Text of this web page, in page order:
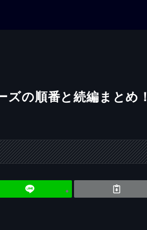
ズの順番と続編まとめ！